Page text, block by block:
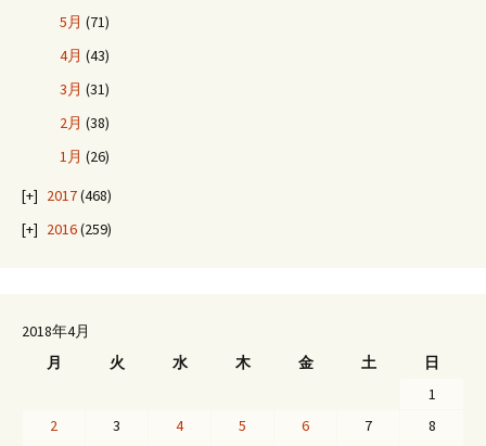
5月 (71)
4月 (43)
3月 (31)
2月 (38)
1月 (26)
2017(468)
2016(259)
2018年4月
月
火 水 木 金 土
日
1
2
3 4 5 6 7
8